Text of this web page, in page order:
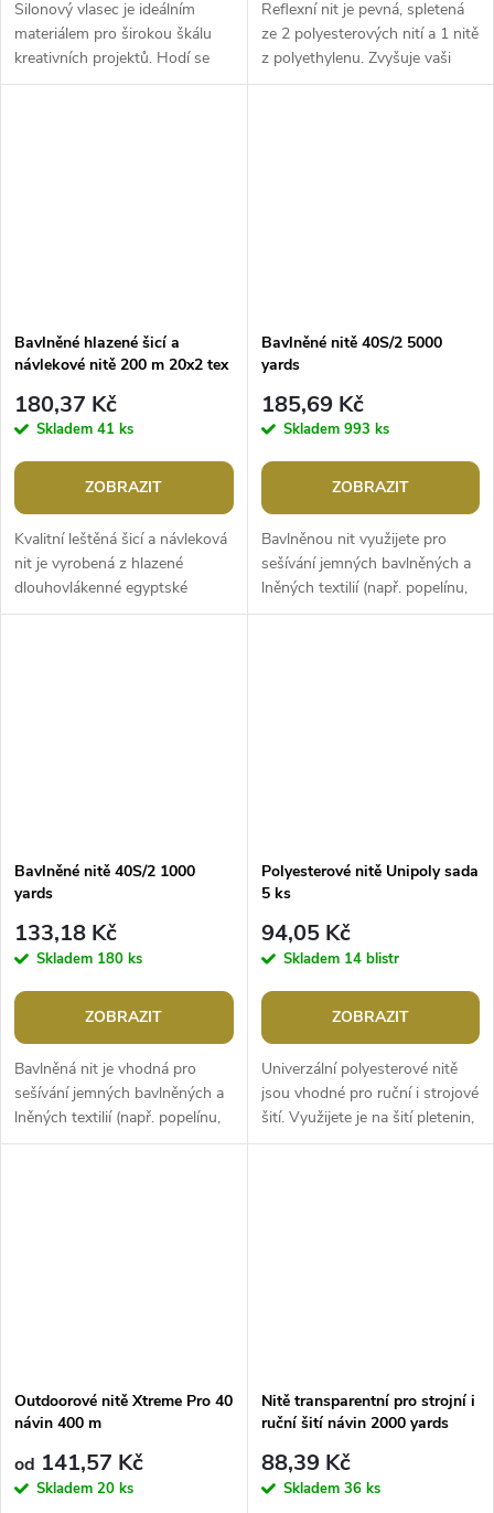
Silonový vlasec je ideálním
materiálem pro širokou škálu
kreativních projektů. Hodí se
pro použití tam, kde je důležitá
Reflexní nit je pevná, spletená
ze 2 polyesterových nití a 1 nitě
z polyethylenu. Zvyšuje vaši
bezpečnost, za tmy odráží
Bavlněné hlazené šicí a
návlekové nitě 200 m 20x2 tex
180,37 Kč
Skladem 41 ks
ZOBRAZIT
Kvalitní leštěná šicí a návleková
nit je vyrobená z hlazené
dlouhovlákenné egyptské
bavlny. Oceníte její vysokou
Bavlněné nitě 40S/2 5000
yards
185,69 Kč
Skladem 993 ks
ZOBRAZIT
Bavlněnou nit využijete pro
sešívání jemných bavlněných a
lněných textilií (např. popelínu,
košiloviny, jemných bavlněných
Bavlněné nitě 40S/2 1000
yards
133,18 Kč
Skladem 180 ks
ZOBRAZIT
Bavlněná nit je vhodná pro
sešívání jemných bavlněných a
lněných textilií (např. popelínu,
košiloviny, jemných bavlněných
Polyesterové nitě Unipoly sada
5 ks
94,05 Kč
Skladem 14 blistr
ZOBRAZIT
Univerzální polyesterové nitě
jsou vhodné pro ruční i strojové
šití. Využijete je na šití pletenin,
prádla, halenek, košil, domácích
Outdoorové nitě Xtreme Pro 40
návin 400 m
od 141,57 Kč
Skladem 20 ks
Nitě transparentní pro strojní i
ruční šití návin 2000 yards
88,39 Kč
Skladem 36 ks